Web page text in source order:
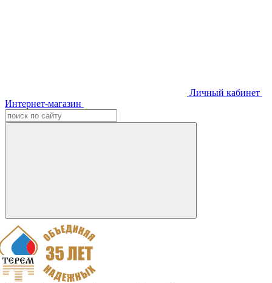
Личный кабинет
Интернет-магазин